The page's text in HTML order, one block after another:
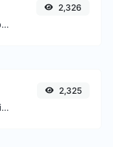
Générez un hachage SHA-1 pour toute entrée de chaîne.
2,326
Convertissez facilement les fichiers image BMP en PNG.
2,325